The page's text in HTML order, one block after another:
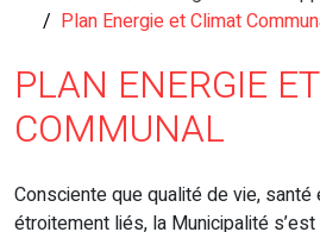
Plan Energie et Climat
PLAN ENERGIE
COMMUNAL
Consciente que qualité de vie,
étroitement liés, la Municipalité